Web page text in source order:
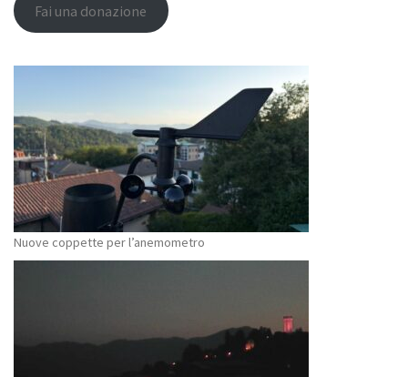
Fai una donazione
Nuove coppette per l’anemometro